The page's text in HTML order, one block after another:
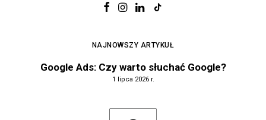
NAJNOWSZY ARTYKUŁ
Google Ads: Czy warto słuchać Google?
1 lipca 2026 r.